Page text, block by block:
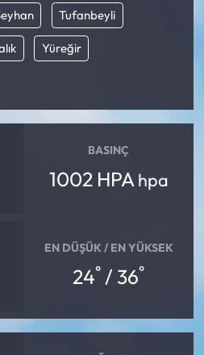
Tufanbeyli
Yüreğir
BASINÇ
1002 HPA hpa
EN DÜŞÜK / EN YÜKSEK
24° / 36°